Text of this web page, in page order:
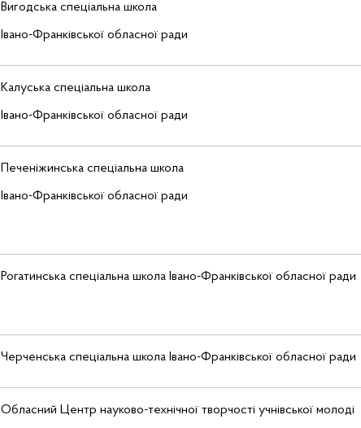
Вигодська спеціальна школа
Івано-Франківської обласної ради
Калуська спеціальна школа
Івано-Франківської обласної ради
Печеніжинська спеціальна школа
Івано-Франківської обласної ради
Рогатинська спеціальна школа Івано-Франківської обласної ради
Черченська спеціальна школа Івано-Франківської обласної ради
Обласний Центр науково-технічної творчості учнівської молоді